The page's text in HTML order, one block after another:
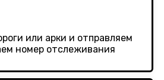
или арки и отправляем
номер отслеживания